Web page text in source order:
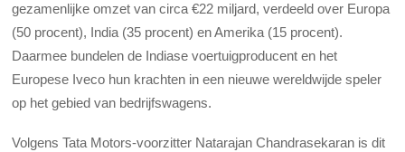
gezamenlijke omzet van circa €22 miljard, verdeeld over Europa
(50 procent), India (35 procent) en Amerika (15 procent).
Daarmee bundelen de Indiase voertuigproducent en het
Europese Iveco hun krachten in een nieuwe wereldwijde speler
op het gebied van bedrijfswagens.
Volgens Tata Motors-voorzitter Natarajan Chandrasekaran is dit